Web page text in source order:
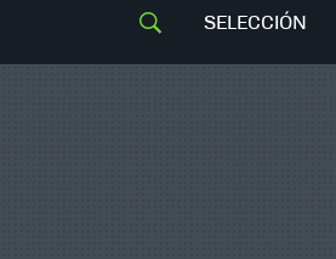
SELECCIÓN